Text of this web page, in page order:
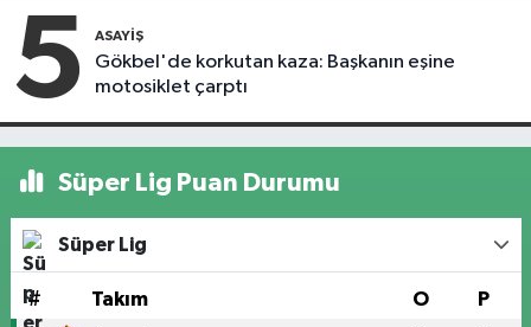
5 ASAYIŞ
Gökbel'de korkutan kaza: Başkanın eşine
motosiklet çarptı
Süper Lig Puan Durumu
Süper Lig
# Takım O P